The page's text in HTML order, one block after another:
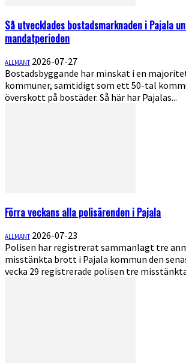
Så utvecklades bostadsmarknaden i Pajala
mandatperioden
ALLMÄNT 2026-07-27
Bostadsbyggande har minskat i en
kommuner, samtidigt som ett 50-tal
överskott på bostäder. Så här har Pajalas...
Förra veckans alla polisärenden i Pajala
ALLMÄNT 2026-07-23
Polisen har registrerat sammanlagt tre
misstänkta brott i Pajala kommun den
vecka 29 registrerade polisen tre